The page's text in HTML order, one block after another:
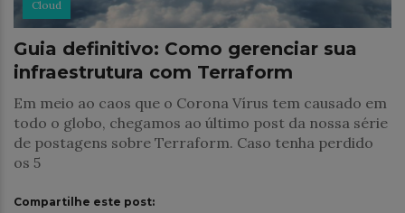
Cloud
Guia definitivo: Como gerenciar sua
infraestrutura com Terraform
Em meio ao caos que o Corona Vírus tem causado em
todo o globo, chegamos ao último post da nossa série
de postagens sobre Terraform. Caso tenha perdido
os 5
Compartilhe este post: